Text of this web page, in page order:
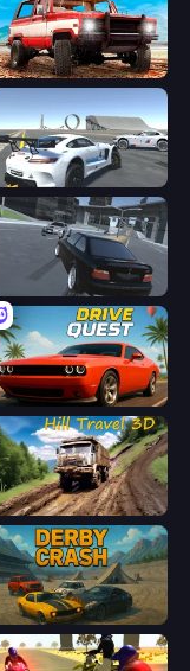
Offroad Masters Challenge
Transporter Hot Pursuit
Quest
Travel 3D
Crash